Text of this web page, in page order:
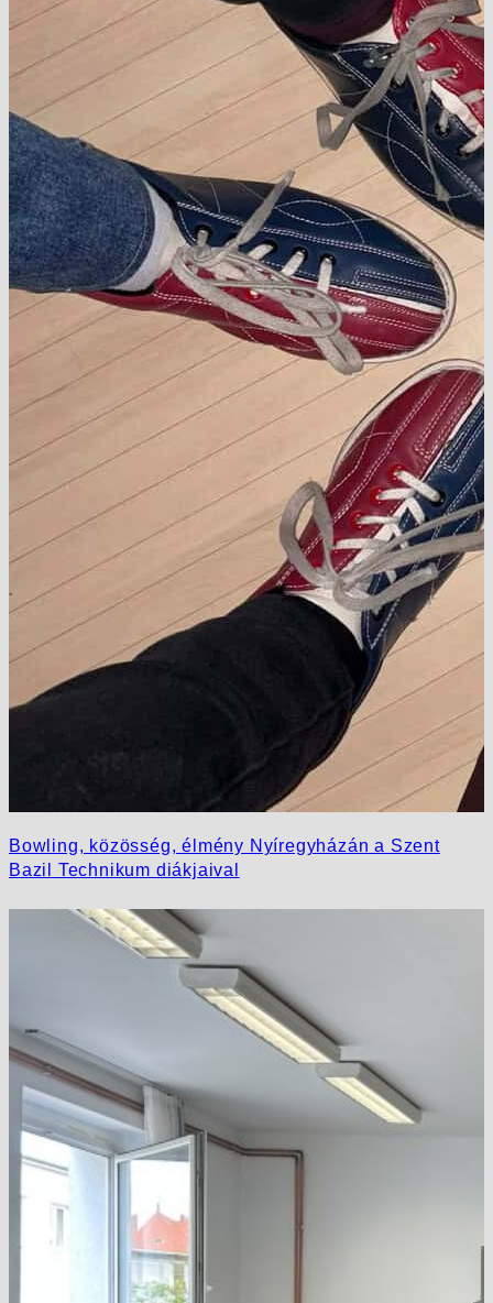
Bowling, közösség, élmény Nyíregyházán a Szent
Bazil Technikum diákjaival